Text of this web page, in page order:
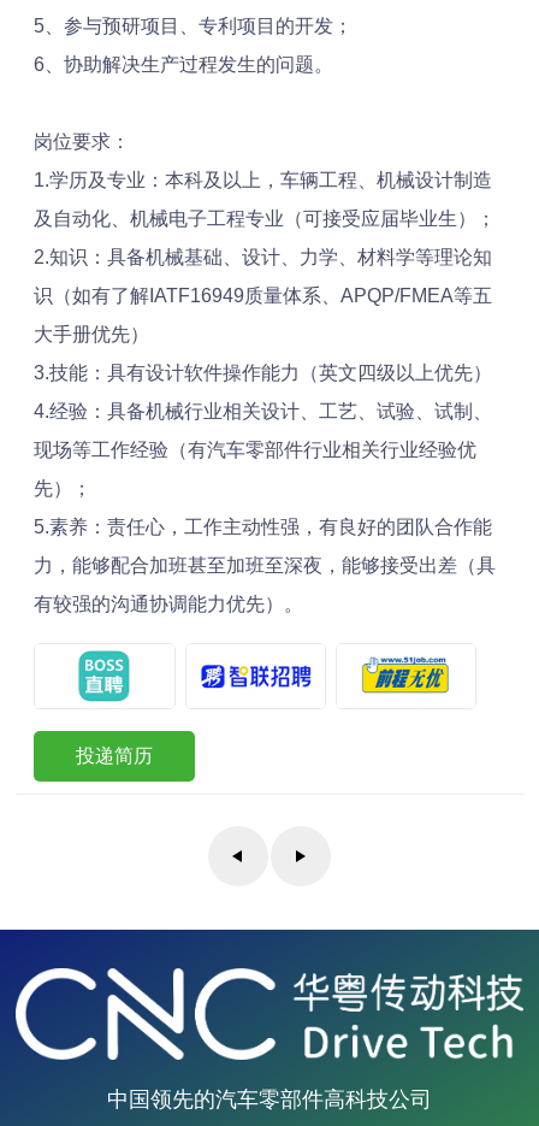
5、参与预研项目、专利项目的开发；
6、协助解决生产过程发生的问题。
岗位要求：
1.学历及专业：本科及以上，车辆工程、机械设计制造
及自动化、机械电子工程专业（可接受应届毕业生）；
2.知识：具备机械基础、设计、力学、材料学等理论知
识（如有了解IATF16949质量体系、APQP/FMEA等五
大手册优先）
3.技能：具有设计软件操作能力（英文四级以上优先）
4.经验：具备机械行业相关设计、工艺、试验、试制、
现场等工作经验（有汽车零部件行业相关行业经验优
先）；
5.素养：责任心，工作主动性强，有良好的团队合作能
力，能够配合加班甚至加班至深夜，能够接受出差（具
有较强的沟通协调能力优先）。
投递简历
中国领先的汽车零部件高科技公司